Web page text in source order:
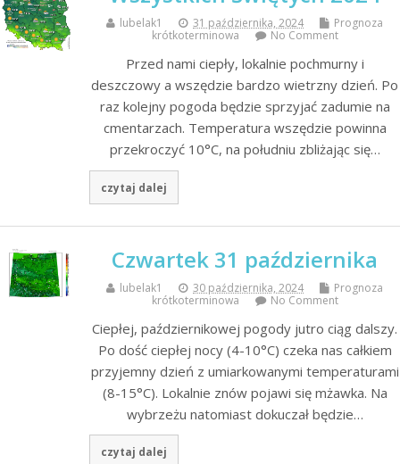
lubelak1 31 października, 2024
Prognoza
krótkoterminowa
No Comment
Przed nami ciepły, lokalnie pochmurny i
deszczowy a wszędzie bardzo wietrzny dzień. Po
raz kolejny pogoda będzie sprzyjać zadumie na
cmentarzach. Temperatura wszędzie powinna
przekroczyć 10°C, na południu zbliżając się…
czytaj dalej
Czwartek 31 października
lubelak1 30 października, 2024
Prognoza
krótkoterminowa
No Comment
Ciepłej, październikowej pogody jutro ciąg dalszy.
Po dość ciepłej nocy (4-10°C) czeka nas całkiem
przyjemny dzień z umiarkowanymi temperaturami
(8-15­°C). Lokalnie znów pojawi się mżawka. Na
wybrzeżu natomiast dokuczał będzie…
czytaj dalej